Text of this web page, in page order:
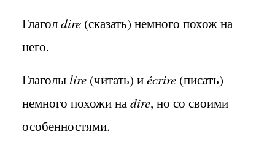
Глаголdire (сказать) немного похож на
него.
Глаголы lire (читать) иécrire (писать)
немного похожи наdire, но со своими
особенностями.